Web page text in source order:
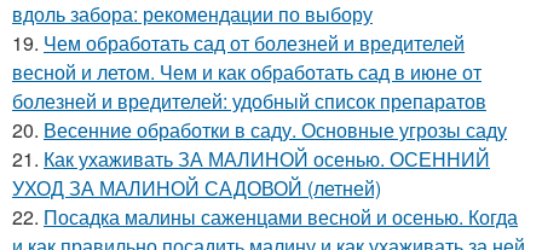
вдоль забора: рекомендации по выбору
19. Чем обработать сад от болезней и вредителей
весной и летом. Чем и как обработать сад в июне от
болезней и вредителей: удобный список препаратов
20. Весенние обработки в саду. Основные угрозы саду
21. Как ухаживать ЗА МАЛИНОЙ осенью. ОСЕННИЙ
УХОД ЗА МАЛИНОЙ САДОВОЙ (летней)
22. Посадка малины саженцами весной и осенью. Когда